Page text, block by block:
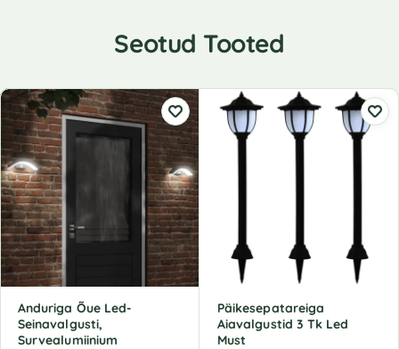
Seotud Tooted
Anduriga Õue Led-
Seinavalgusti,
Survealumiinium
Päikesepatareiga
Aiavalgustid 3 Tk Led
Must